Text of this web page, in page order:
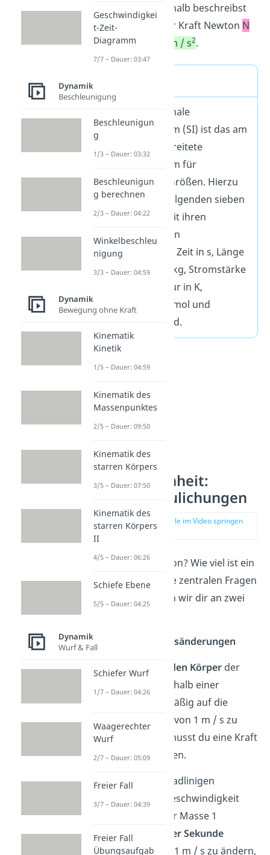
definiert ist. Deshalb beschreibst
du die Einheit der Kraft Newton N
auch alskg m / s2.
Das Internationale
Einheitensystem (SI) ist das am
weitesten verbreitete
Einheitensystem für
physikalische Größen. Hierzu
zählst du die folgenden sieben
Basisgrößen mit ihren
entsprechenden
Basiseinheiten: Zeit in s, Länge
in m, Masse in kg, Stromstärke
in A, Temperatur in K,
Stoffmenge in mol und
Lichtstärke in cd.
Newton Einheit:
Veranschaulichungen
zur Stelle im Video springen
(01:19)
Was ist ein Newton? Wie viel ist ein
Newton? — Diese zentralen Fragen
veranschaulichen wir dir an zwei
Geschwindigkeitsänderungen
Um einen
ruhenden Körperder
Masse 1 kg innerhalb einer
Sekunde gleichmäßig auf die
Geschwindigkeit von 1 m / s zu
beschleunigen, musst du eine Kraft
von 1 N aufbringen.
Um bei einer geradlinigen
Bewegung die Geschwindigkeit
eines Körpers der Masse 1
kginnerhalb einer Sekunde
gleichförmig
1 m / s zu ändern,
Geschwindigkei
t-Zeit-
Diagramm
7/7 – Dauer: 03:47
Dynamik
Beschleunigung
Beschleunigun
g
1/3 – Dauer: 03:32
Beschleunigun
g berechnen
2/3 – Dauer: 04:22
Winkelbeschleu
nigung
3/3 – Dauer: 04:59
Dynamik
Bewegung ohne Kraft
Kinematik
Kinetik
1/5 – Dauer: 04:59
Kinematik des
Massenpunktes
2/5 – Dauer: 09:50
Kinematik des
starren Körpers
3/5 – Dauer: 07:50
Kinematik des
starren Körpers
II
4/5 – Dauer: 06:26
Schiefe Ebene
5/5 – Dauer: 04:25
Dynamik
Wurf & Fall
Schiefer Wurf
1/7 – Dauer: 04:26
Waagerechter
Wurf
2/7 – Dauer: 05:09
Freier Fall
3/7 – Dauer: 04:39
Freier Fall
Übungsaufgab